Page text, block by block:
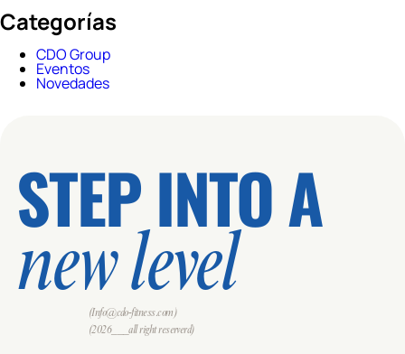
Categorías
CDO Group
Eventos
Novedades
STEP INTO A
new level
(Info@cdo-fitness.com)
(2026___all right reserverd)